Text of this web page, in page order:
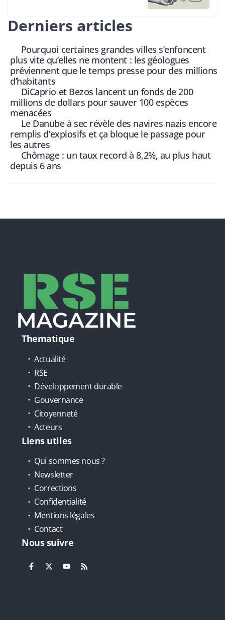
Derniers articles
Pourquoi certaines grandes villes s’enfoncent
plus vite qu’elles ne montent : les géologues
préviennent que le temps presse pour des millions
d’habitants
DiCaprio et Bezos lancent un fonds de 200
millions de dollars pour sauver 100 espèces
menacées
Le Danube à sec révèle des navires nazis encore
remplis d’explosifs et ça bloque le passage pour
les autres
Chômage : un taux record à 8,2%, au plus haut
depuis 6 ans
Thematique
Actualité
RSE
Développement durable
Gouvernance
Citoyenneté
Acteurs
Liens utiles
Qui sommes nous ?
Newsletter
Corrections
Confidentialité
Mentions légales
Contact
Nous suivre